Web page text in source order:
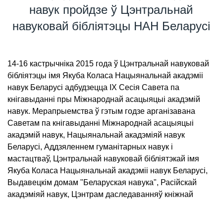
навук пройдзе ў Цэнтральнай
навуковай бібліятэцы НАН Беларусі
14-16 кастрычніка 2015 года ў Цэнтральнай навуковай
бібліятэцы імя Якуба Коласа Нацыянальнай акадэміі
навук Беларусі адбудзецца IX Сесія Савета па
кнігавыданні пры Міжнароднай асацыяцыі акадэмій
навук. Мерапрыемства ў гэтым годзе арганізавана
Саветам па кнігавыданні Міжнароднай асацыяцыі
акадэмій навук, Нацыянальнай акадэміяй навук
Беларусі, Аддзяленнем гуманітарных навук і
мастацтваў, Цэнтральнай навуковай бібліятэкай імя
Якуба Коласа Нацыянальнай акадэміі навук Беларусі,
Выдавецкім домам "Беларуская навука", Расійскай
акадэміяй навук, Цэнтрам даследаванняў кніжнай